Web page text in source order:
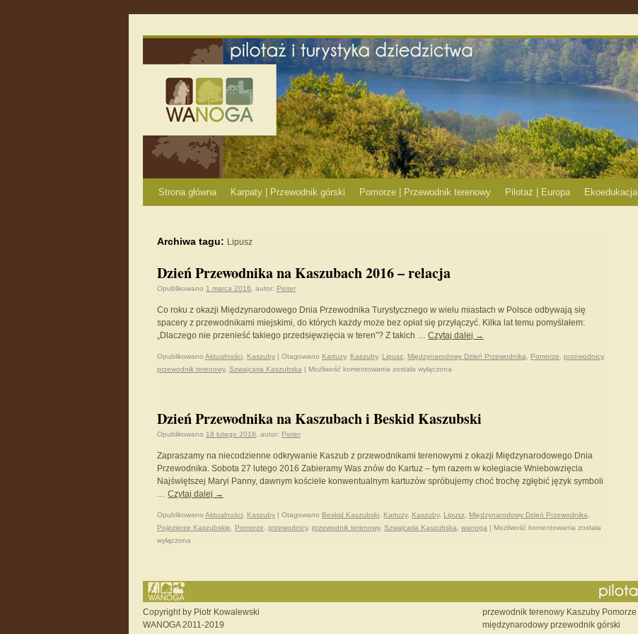
Strona główna Karpaty | Przewodnik górski Pomorze | Przewodnik terenowy Pilotaż | Europa Ekoedukacja
Archiwa tagu: Lipusz
Dzień Przewodnika na Kaszubach 2016 – relacja
Opublikowano 1 marca 2016 autor: Pioter
Co roku z okazji Międzynarodowego Dnia Przewodnika Turystycznego w wielu miastach w Polsce odbywają się
spacery z przewodnikami miejskimi, do których każdy może bez opłat się przyłączyć. Kilka lat temu pomyślałem:
„Dlaczego nie przenieść takiego przedsięwzięcia w teren”? Z takich … Czytaj dalej →
Opublikowano Aktualności Kaszuby | Otagowano Kartuzy, Kaszuby, Lipusz Międzynarodowy Dzień Przewodnika Pomorze przewodnicy,
przewodnik terenowy, Szwajcaria Kaszubska | Możliwość komentowania została wyłączona
Dzień Przewodnika na Kaszubach i Beskid Kaszubski
Opublikowano 18 lutego 2016 autor: Pioter
Zapraszamy na niecodzienne odkrywanie Kaszub z przewodnikami terenowymi z okazji Międzynarodowego Dnia
Przewodnika. Sobota 27 lutego 2016 Zabieramy Was znów do Kartuz – tym razem w kolegiacie Wniebowzięcia
Najświętszej Maryi Panny, dawnym kościele konwentualnym kartuzów spróbujemy choć trochę zgłębić język symboli
… Czytaj dalej →
Opublikowano Aktualności Kaszuby | Otagowano Beskid Kaszubski Kartuzy, Kaszuby, Lipusz Międzynarodowy Dzień Przewodnika
Pojezierze Kaszubskie
Pomorze przewodnicy, przewodnik terenowy, Szwajcaria Kaszubska wanoga | Możliwość komentowania została
wyłączona
Copyright by Piotr Kowalewski
WANOGA 2011-2019
przewodnik terenowy Kaszuby Pomorze
międzynarodowy przewodnik górski